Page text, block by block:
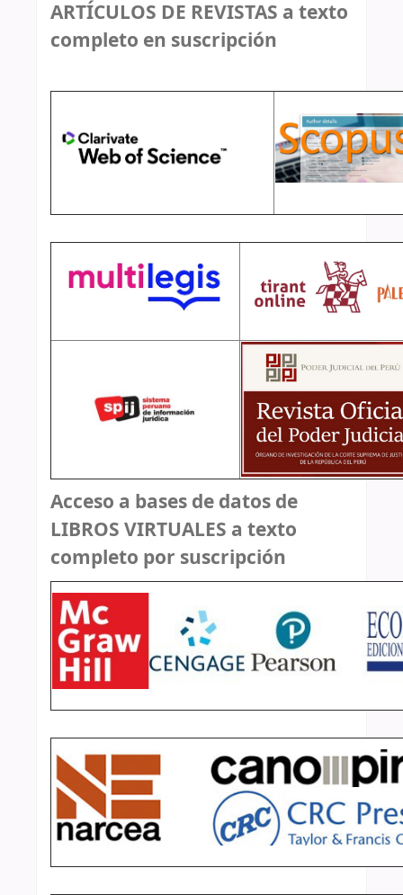
ARTÍCULOS DE REVISTAS a texto
completo en suscripción
Acceso a bases de datos de
LIBROS VIRTUALES a texto
completo por suscripción